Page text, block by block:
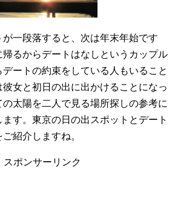
一段落すると、次は年末年始です
るからデートはなしというカップル
ートの約束をしている人もいること
女と初日の出に出かけることになっ
太陽を二人で見る場所探しの参考に
す。東京の日の出スポットとデート
紹介しますね。
スポンサーリンク